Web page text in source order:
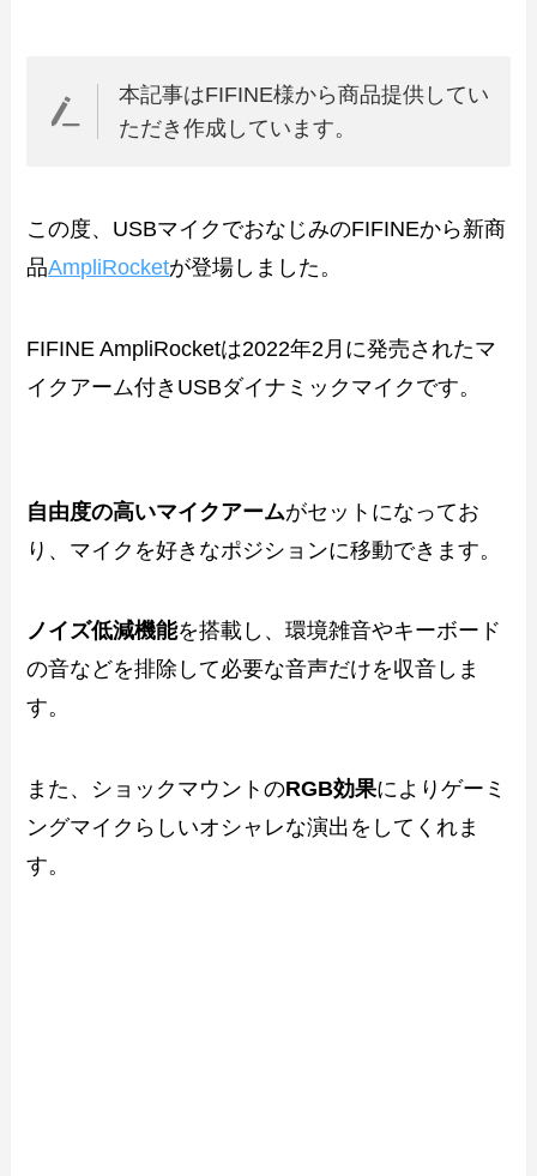
本記事はFIFINE様から商品提供してい
ただき作成しています。
この度、USBマイクでおなじみのFIFINEから新商
品AmpliRocketが登場しました。
FIFINE AmpliRocketは2022年2月に発売されたマ
イクアーム付きUSBダイナミックマイクです。
自由度の高いマイクアームがセットになってお
り、マイクを好きなポジションに移動できます。
ノイズ低減機能を搭載し、環境雑音やキーボード
の音などを排除して必要な音声だけを収音しま
す。
また、ショックマウントのRGB効果によりゲーミ
ングマイクらしいオシャレな演出をしてくれま
す。